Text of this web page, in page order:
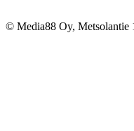
© Media88 Oy, Metsolantie